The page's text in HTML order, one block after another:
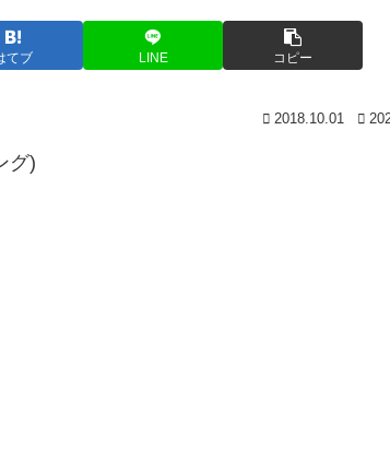
てブ LINE コピー
2018.10.01
グ)